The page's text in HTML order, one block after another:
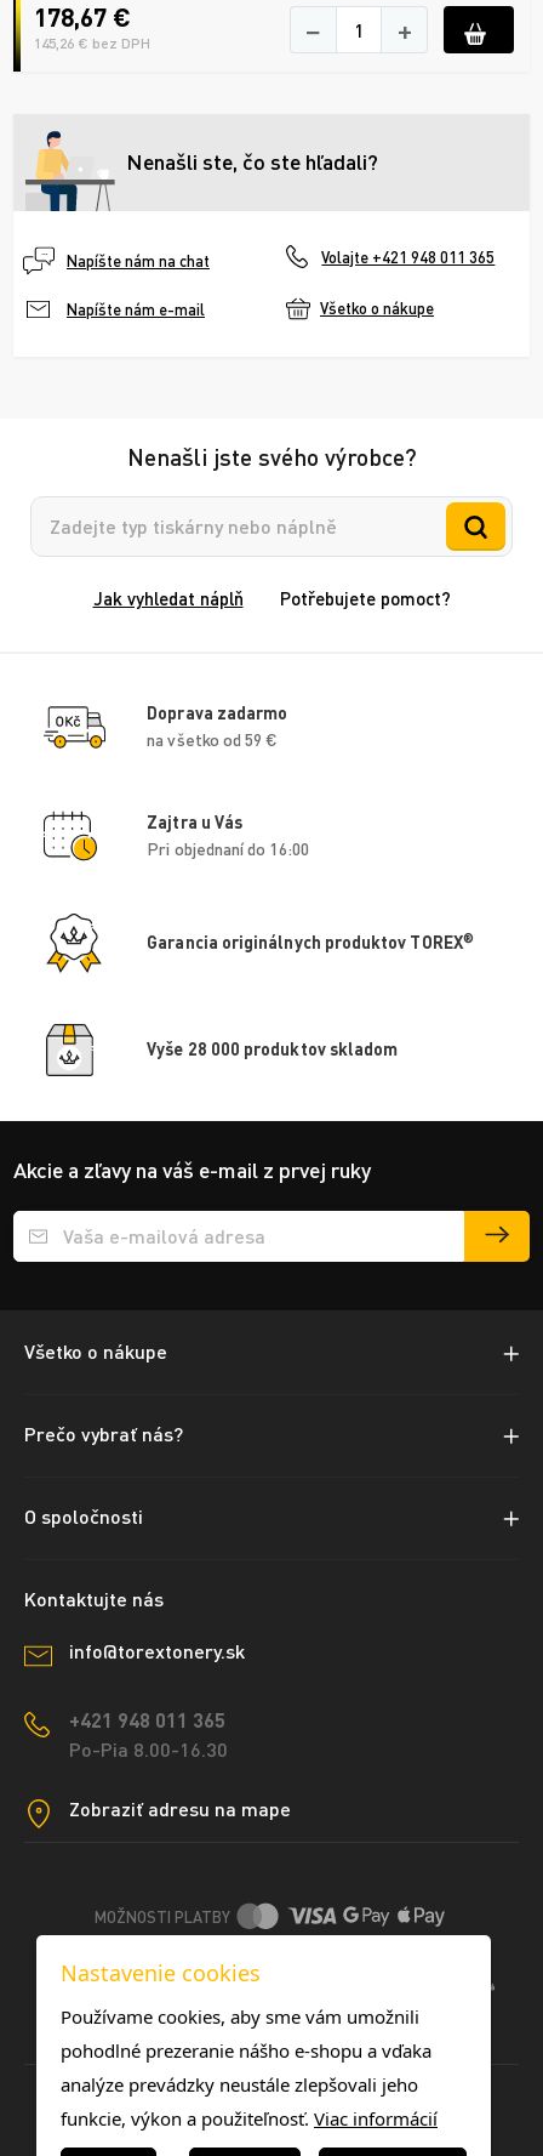
178,67 €
145,26 € bez DPH − +
Nenašli ste, čo ste hľadali?
Napíšte nám na chat Volajte +421 948 011 365
Napíšte nám e-mail Všetko o nákupe
Nenašli jste svého výrobce?
Vyhledávání
Jak vyhledat náplň Potřebujete pomoct?
Doprava zadarmo
na všetko od 59 €
Zajtra u Vás
Pri objednaní do 16:00
Garancia originálnych produktov TOREX®
Vyše 28 000 produktov skladom
Akcie a zľavy na váš e-mail z prvej ruky
Přihlášení e-mailu k odběru
Všetko o nákupe
Prečo vybrať nás?
O spoločnosti
Kontaktujte nás
info@torextonery.sk
+421 948 011 365
Po-Pia 8.00-16.30
Zobraziť adresu na mape
MOŽNOSTI PLATBY
Nastavenie cookies
Používame cookies, aby sme vám umožnili
pohodlné prezeranie nášho e-shopu a vďaka
analýze prevádzky neustále zlepšovali jeho
funkcie, výkon a použiteľnosť. Viac informácií